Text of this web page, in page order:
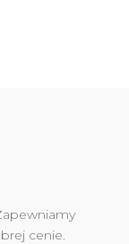
cenie.